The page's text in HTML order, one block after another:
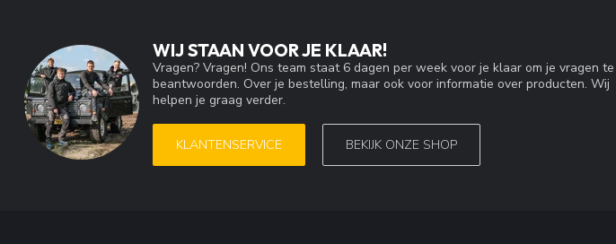
WIJ STAAN VOOR JE KLAAR!
Vragen? Vragen! Ons team staat 6 dagen per week voor je klaar om je vragen te
beantwoorden. Over je bestelling, maar ook voor informatie over producten. Wij
helpen je graag verder.
KLANTENSERVICE BEKIJK ONZE SHOP